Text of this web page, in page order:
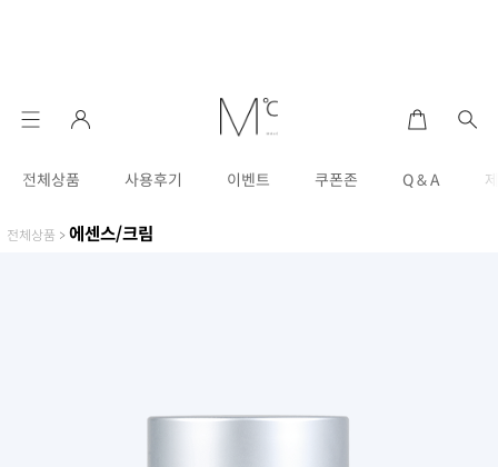
전체상품 사용후기 이벤트 쿠폰존 Q & A
전체상품 > 에센스/크림